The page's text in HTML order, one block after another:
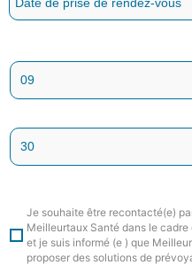
Je souhaite être recontacté(e)
Meilleurtaux Santé dans le cadre
et je suis informé (e ) que
proposer des solutions de